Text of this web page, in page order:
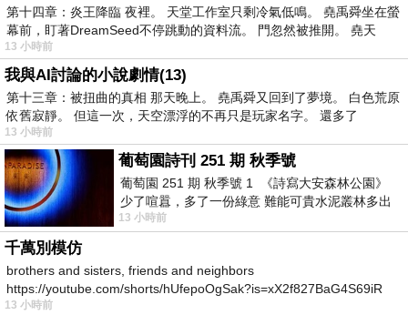
第十四章：炎王降臨 夜裡。 天堂工作室只剩冷氣低鳴。 堯禹舜坐在螢
幕前，盯著DreamSeed不停跳動的資料流。 門忽然被推開。 堯天
13 小時前
我與AI討論的小說劇情(13)
第十三章：被扭曲的真相 那天晚上。 堯禹舜又回到了夢境。 白色荒原
依舊寂靜。 但這一次，天空漂浮的不再只是玩家名字。 還多了
13 小時前
葡萄園詩刊 251 期 秋季號
葡萄園 251 期 秋季號 1 《詩寫大安森林公園》
少了喧囂，多了一份綠意 難能可貴水泥叢林多出
一
13 小時前
千萬別模仿
brothers and sisters, friends and neighbors
https://youtube.com/shorts/hUfepoOgSak?is=xX2f827BaG4S69iR
https
13 小時前